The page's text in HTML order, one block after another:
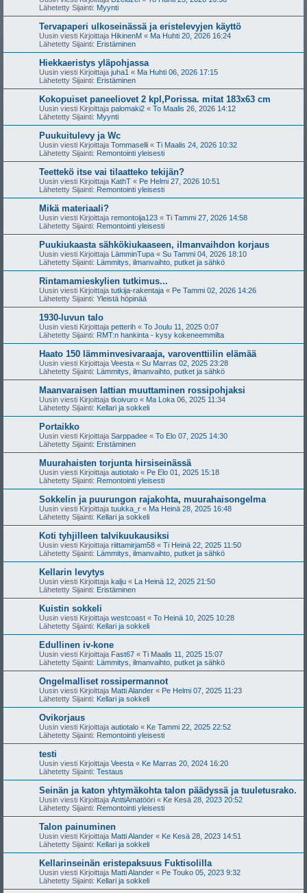
Lähetetty Sijainti: Myynti
Tervapaperi ulkoseinässä ja eristelevyjen käyttö
Uusin viesti Kirjoittaja HikinenM « Ma Huhti 20, 2026 16:24
Lähetetty Sijainti: Eristäminen
Hiekkaeristys yläpohjassa
Uusin viesti Kirjoittaja juha1 « Ma Huhti 06, 2026 17:15
Lähetetty Sijainti: Eristäminen
Kokopuiset paneeliovet 2 kpl,Porissa. mitat 183x63 cm
Uusin viesti Kirjoittaja palomaki2 « To Maalis 26, 2026 14:12
Lähetetty Sijainti: Myynti
Puukuitulevy ja Wc
Uusin viesti Kirjoittaja Tommaselli « Ti Maalis 24, 2026 10:32
Lähetetty Sijainti: Remontointi yleisesti
Teettekö itse vai tilaatteko tekijän?
Uusin viesti Kirjoittaja KathT « Pe Helmi 27, 2026 10:51
Lähetetty Sijainti: Remontointi yleisesti
Mikä materiaali?
Uusin viesti Kirjoittaja remontoija123 « Ti Tammi 27, 2026 14:58
Lähetetty Sijainti: Remontointi yleisesti
Puukiukaasta sähkökiukaaseen, ilmanvaihdon korjaus
Uusin viesti Kirjoittaja LämminTupa « Su Tammi 04, 2026 18:10
Lähetetty Sijainti: Lämmitys, ilmanvaihto, putket ja sähkö
Rintamamieskylien tutkimus...
Uusin viesti Kirjoittaja tutkija-rakentaja « Pe Tammi 02, 2026 14:26
Lähetetty Sijainti: Yleistä höpinää
1930-luvun talo
Uusin viesti Kirjoittaja petterih « To Joulu 11, 2025 0:07
Lähetetty Sijainti: RMT:n hankinta - kysy kokeneemmilta
Haato 150 lämminvesivaraaja, varoventtiilin elämää
Uusin viesti Kirjoittaja Veesta « Su Marras 02, 2025 23:28
Lähetetty Sijainti: Lämmitys, ilmanvaihto, putket ja sähkö
Maanvaraisen lattian muuttaminen rossipohjaksi
Uusin viesti Kirjoittaja tkoivuro « Ma Loka 06, 2025 11:34
Lähetetty Sijainti: Kellari ja sokkeli
Portaikko
Uusin viesti Kirjoittaja Sarppadee « To Elo 07, 2025 14:30
Lähetetty Sijainti: Eristäminen
Muurahaisten torjunta hirsiseinässä
Uusin viesti Kirjoittaja autiotalo « Pe Elo 01, 2025 15:18
Lähetetty Sijainti: Remontointi yleisesti
Sokkelin ja puurungon rajakohta, muurahaisongelma
Uusin viesti Kirjoittaja tuukka_r « Ma Heinä 28, 2025 16:48
Lähetetty Sijainti: Kellari ja sokkeli
Koti tyhjilleen talvikuukausiksi
Uusin viesti Kirjoittaja riittamirjam58 « Ti Heinä 22, 2025 11:50
Lähetetty Sijainti: Lämmitys, ilmanvaihto, putket ja sähkö
Kellarin levytys
Uusin viesti Kirjoittaja kalju « La Heinä 12, 2025 21:50
Lähetetty Sijainti: Eristäminen
Kuistin sokkeli
Uusin viesti Kirjoittaja westcoast « To Heinä 10, 2025 10:28
Lähetetty Sijainti: Kellari ja sokkeli
Edullinen iv-kone
Uusin viesti Kirjoittaja Fast67 « Ti Maalis 11, 2025 15:07
Lähetetty Sijainti: Lämmitys, ilmanvaihto, putket ja sähkö
Ongelmalliset rossipermannot
Uusin viesti Kirjoittaja Matti Alander « Pe Helmi 07, 2025 11:23
Lähetetty Sijainti: Kellari ja sokkeli
Ovikorjaus
Uusin viesti Kirjoittaja autiotalo « Ke Tammi 22, 2025 22:52
Lähetetty Sijainti: Remontointi yleisesti
testi
Uusin viesti Kirjoittaja Veesta « Ke Marras 20, 2024 16:20
Lähetetty Sijainti: Testaus
Seinän ja katon yhtymäkohta talon päädyssä ja tuuletusrako.
Uusin viesti Kirjoittaja AnttiAmatööri « Ke Kesä 28, 2023 20:52
Lähetetty Sijainti: Remontointi yleisesti
Talon painuminen
Uusin viesti Kirjoittaja Matti Alander « Ke Kesä 28, 2023 14:51
Lähetetty Sijainti: Kellari ja sokkeli
Kellarinseinän eristepaksuus Fuktisolilla
Uusin viesti Kirjoittaja Matti Alander « Pe Touko 05, 2023 9:32
Lähetetty Sijainti: Kellari ja sokkeli